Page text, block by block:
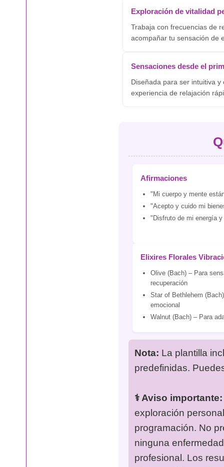
Exploración de vitalidad
Trabaja con frecuencias de
acompañar tu sensación de
Sensaciones desde el
Diseñada para ser intuitiva y
experiencia de relajación
Afirmaciones
"Mi cuerpo y mente
"Acepto y cuido mi
"Disfruto de mi energía
Elixires Florales
Olive (Bach) – Para
recuperación
Star of Bethlehem
emocional
Walnut (Bach) – Para
Nota: La plantilla
predefinidas.
⚕️ Aviso importante:
exploración
programación. No
ninguna
profesional. Los